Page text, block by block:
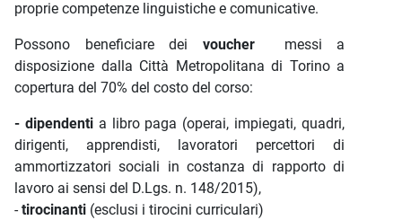
proprie competenze linguistiche e comunicative.
Possono beneficiare dei vouchermessi a
disposizione dalla Città Metropolitana di Torino a
copertura del 70% del costo del corso:
- dipendentia libro paga (operai, impiegati, quadri,
dirigenti, apprendisti, lavoratori percettori di
ammortizzatori sociali in costanza di rapporto di
lavoro ai sensi del D.Lgs. n. 148/2015),
-tirocinanti (esclusi i tirocini curriculari)